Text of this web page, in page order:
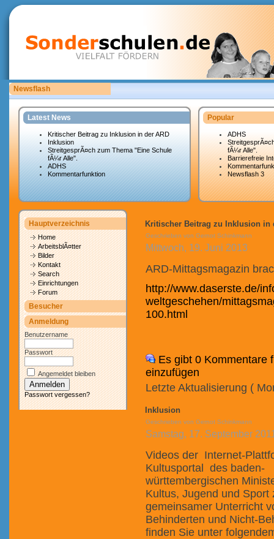
Newsflash
Sonderschulen.de ist auf der Suche nach Mitarbeitern.
Latest News
Kritischer Beitrag zu Inklusion in der ARD
Inklusion
StreitgesprÃ¤ch zum Thema "Eine Schule
fÃ¼r Alle".
ADHS
Kommentarfunktion
Popular
ADHS
fÃ¼r Alle".
Barrierefreie
Newsflash 3
Hauptverzeichnis
Home
ArbeitsblÃ¤tter
Bilder
Kontakt
Search
Einrichtungen
Forum
Besucher
Anmeldung
Benutzername
Passwort
Angemeldet bleiben
Passwort vergessen?
Kritischer Beitrag zu Inklusion in
Geschrieben von Gernot Schinkmann
Mittwoch, 19. Juni 2013
ARD-Mittagsmagazin
http://www.daserste.de/
weltgeschehen/
100.html
Es gibt 0 Kommentare
einzufügen
Letzte Aktualisierung (
Inklusion
Geschrieben von Gernot Schinkmann
Samstag, 17. September
Videos der Internet-
Kultusportal des baden-
württembergischen
Kultus, Jugend und Sport
gemeinsamer Unterricht
Behinderten und Nicht-
finden Sie unter